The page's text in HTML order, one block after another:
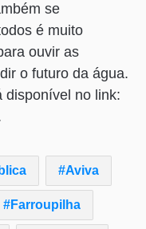
se
é muito
ouvir as
o futuro da água.
disponível no link:
Aviva
Farroupilha